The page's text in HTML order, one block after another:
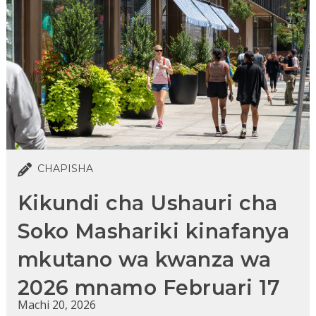
CHAPISHA
Kikundi cha Ushauri cha
Soko Mashariki kinafanya
mkutano wa kwanza wa
2026 mnamo Februari 17
Machi 20, 2026